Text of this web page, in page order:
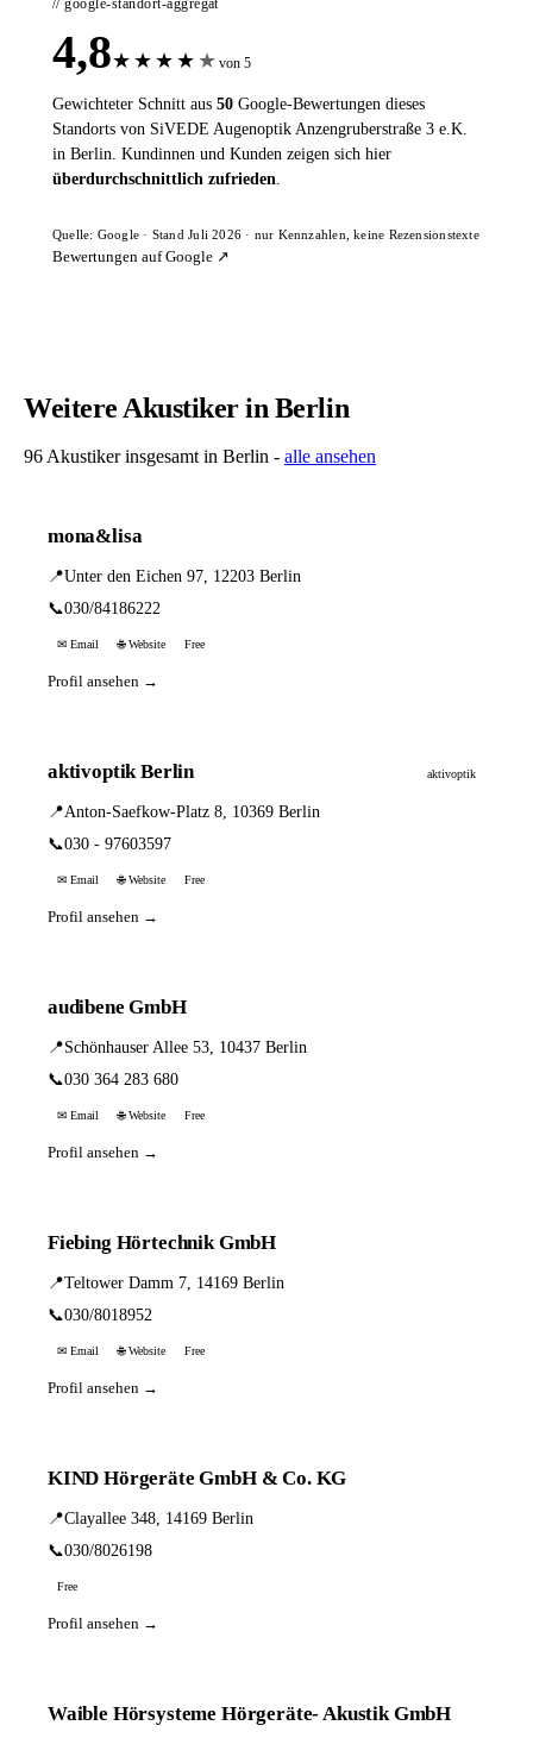
// google-standort-aggregat
4,8★ ★ ★ ★ ★ von 5
Gewichteter Schnitt aus 50 Google-Bewertungen dieses
Standorts von SiVEDE Augenoptik Anzengruberstraße 3 e.K.
in Berlin. Kundinnen und Kunden zeigen sich hier
überdurchschnittlich zufrieden.
Quelle: Google · Stand Juli 2026 · nur Kennzahlen, keine Rezensionstexte
Bewertungen auf Google ↗
Weitere Akustiker in Berlin
96 Akustiker insgesamt in Berlin - alle ansehen
mona&lisa
📍Unter den Eichen 97, 12203 Berlin
📞030/84186222
✉ Email 🌐 Website Free
Profil ansehen →
aktivoptik Berlin aktivoptik
📍Anton-Saefkow-Platz 8, 10369 Berlin
📞030 - 97603597
✉ Email 🌐 Website Free
Profil ansehen →
audibene GmbH
📍Schönhauser Allee 53, 10437 Berlin
📞030 364 283 680
✉ Email 🌐 Website Free
Profil ansehen →
Fiebing Hörtechnik GmbH
📍Teltower Damm 7, 14169 Berlin
📞030/8018952
✉ Email 🌐 Website Free
Profil ansehen →
KIND Hörgeräte GmbH & Co. KG
📍Clayallee 348, 14169 Berlin
📞030/8026198
Free
Profil ansehen →
Waible Hörsysteme Hörgeräte- Akustik GmbH